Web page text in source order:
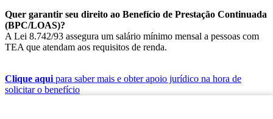
Quer garantir seu direito ao Benefício de Prestação Continuada
(BPC/LOAS)?
A Lei 8.742/93 assegura um salário mínimo mensal a pessoas com
TEA que atendam aos requisitos de renda.
Clique aquipara saber mais e obter apoio jurídico na hora de
solicitar o benefício